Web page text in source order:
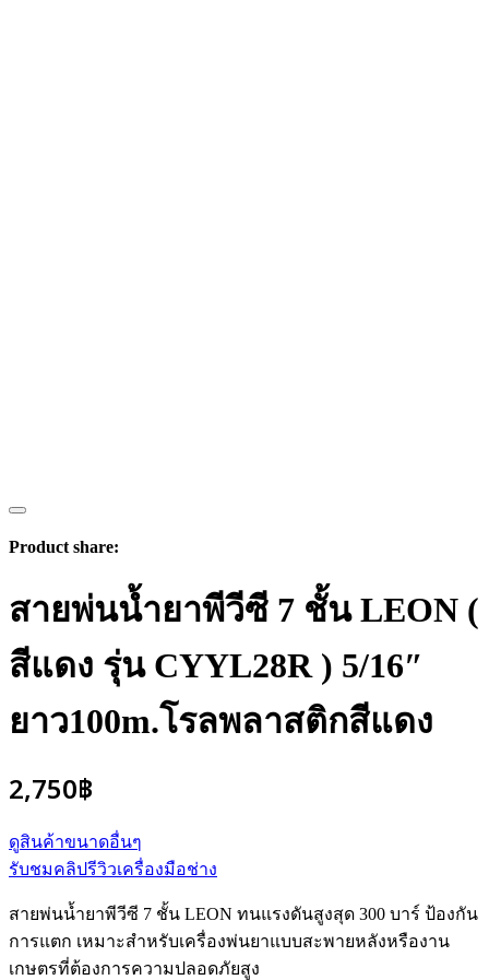
Product share:
สายพ่นน้ำยาพีวีซี 7 ชั้น LEON (
สีแดง รุ่น CYYL28R ) 5/16″
ยาว100m.โรลพลาสติกสีแดง
2,750฿
ดูสินค้าขนาดอื่นๆ
รับชมคลิปรีวิวเครื่องมือช่าง
สายพ่นน้ำยาพีวีซี 7 ชั้น LEON ทนแรงดันสูงสุด 300 บาร์ ป้องกัน
การแตก เหมาะสำหรับเครื่องพ่นยาแบบสะพายหลังหรืองาน
เกษตรที่ต้องการความปลอดภัยสูง